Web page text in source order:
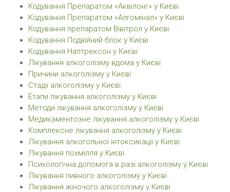
Кодування Препаратом «Аквілонг» у Києві
Кодування Препаратом «Алгомінал» у Києві
Кодування препаратом Вівітрол у Києві
Кодування Подвійний блок у Києві
Кодування Налтрексон у Києві
Лікування алкоголізму вдома у Києві
Причини алкоголізму у Києві
Стадії алкоголізму у Києві
Етапи лікування алкоголізму у Києві
Методи лікування алкоголізму у Києві
Медикаментозне лікування алкоголізму у Києві
Комплексне лікування алкоголізму у Києві
Лікування алкогольної інтоксикації у Києві
Лікування похмілля у Києві
Психологічна допомога в разі алкоголізму у Києві
Лікування пивного алкоголізму у Києві
Лікування жіночого алкоголізму у Києві